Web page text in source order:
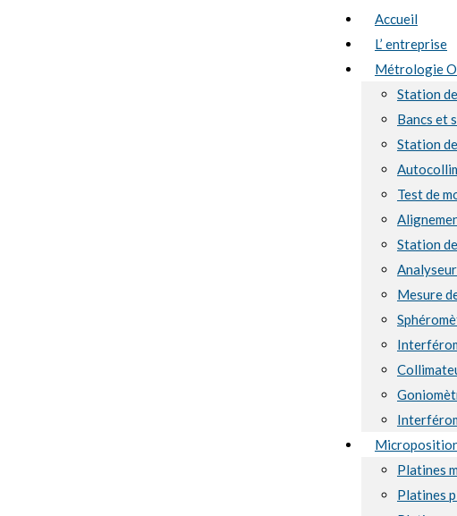
Accueil
L’ entreprise
Métrologie
Station
Bancs et
Station
Test de
Station
Mesure
Platines
Platines